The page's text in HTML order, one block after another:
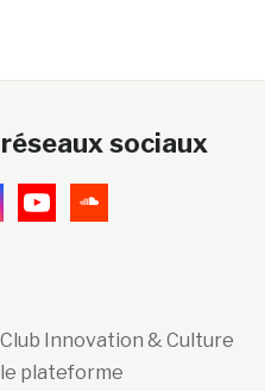
sociaux
Innovation & Culture
plateforme